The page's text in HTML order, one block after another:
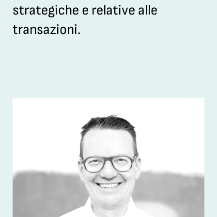
strategiche e relative alle
transazioni.